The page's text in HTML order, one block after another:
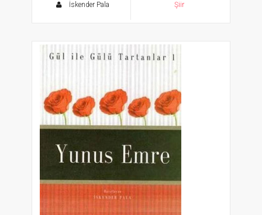
İskender Pala Şiir